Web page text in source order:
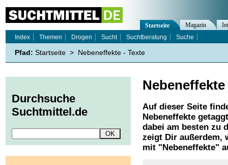
Nebeneffekte
Auf dieser Seite
Nebeneffekte
dabei am besten zu
zeigt Dir außerdem,
mit " Nebeneffekte"
Startseite Magazin
Index
Themen Drogen Sucht Suchtberatung Suche
Pfad: Startseite > Nebeneffekte - Texte
Durchsuche
Suchtmittel.de